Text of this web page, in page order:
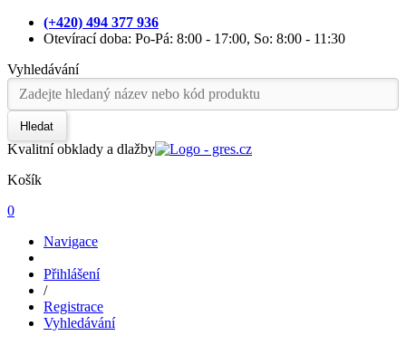
(+420) 494 377 936
Otevírací doba: Po-Pá: 8:00 - 17:00, So: 8:00 - 11:30
Vyhledávání
Hledat
Kvalitní obklady a dlažby
Košík
0
Navigace
Přihlášení
/
Registrace
Vyhledávání